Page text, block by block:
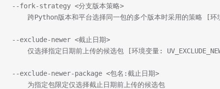
--fork-strategy <分支版本策略>
跨Python版本和平台选择同一包的多个版本时采用的策略
--exclude-newer <截止日期>
仅选择指定日期前上传的候选包 [环境变量:
--exclude-newer-package <包名:截止日期>
    为指定包限定仅选择截止日期前上传的候选包